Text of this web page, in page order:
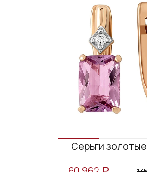
Серьги